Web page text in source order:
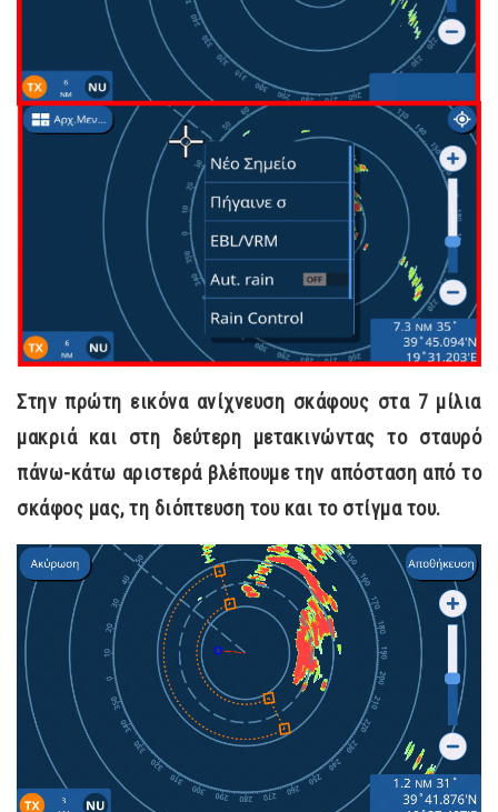
Στην πρώτη εικόνα ανίχνευση σκάφους στα 7 μίλια
μακριά και στη δεύτερη μετακινώντας το σταυρό
πάνω-κάτω αριστερά βλέπουμε την απόσταση από το
σκάφος μας, τη διόπτευση του και το στίγμα του.